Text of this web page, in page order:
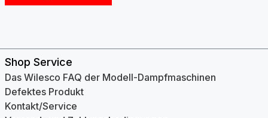
Shop Service
Das Wilesco FAQ der Modell-Dampfmaschinen
Defektes Produkt
Kontakt/Service